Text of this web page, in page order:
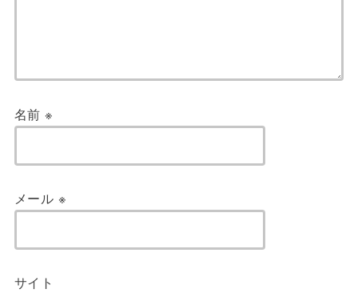
名前※
メール ※
サイト